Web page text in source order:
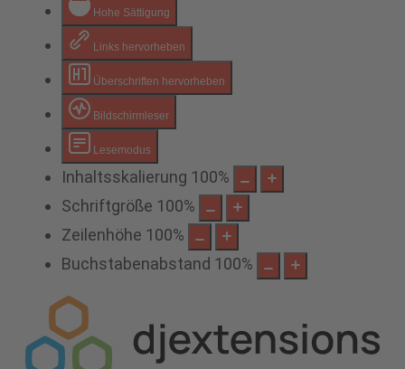
Hohe Sättigung
Links hervorheben
Überschriften hervorheben
Bildschirmleser
Lesemodus
Inhaltsskalierung 100%
Schriftgröße 100%
Zeilenhöhe 100%
Buchstabenabstand 100%